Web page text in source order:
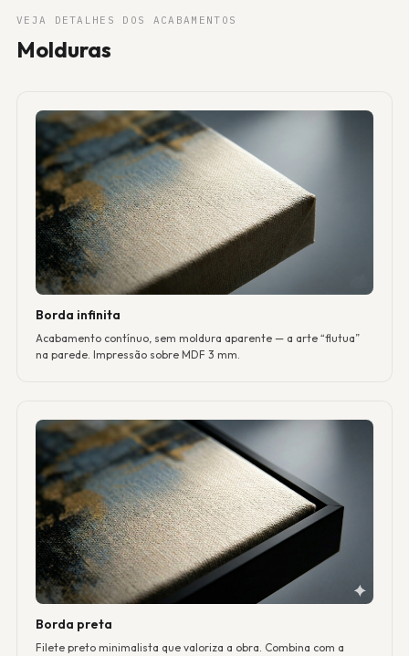
VEJA DETALHES DOS ACABAMENTOS
Molduras
Borda infinita
Acabamento contínuo, sem moldura aparente — a arte “flutua”
na parede. Impressão sobre MDF 3 mm.
Borda preta
Filete preto minimalista que valoriza a obra. Combina com a